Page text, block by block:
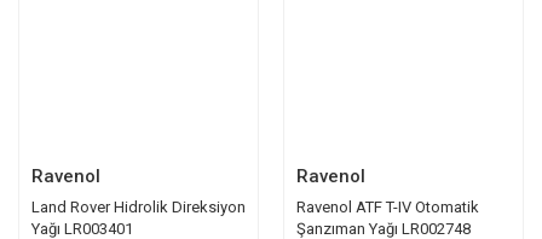
Ravenol
Land Rover Hidrolik Direksiyon
Yağı LR003401
Ravenol
Ravenol ATF T-IV Otomatik
Şanzıman Yağı LR002748